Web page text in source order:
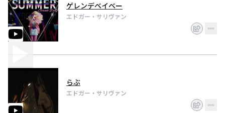
ゲレンデベイベー
エドガー・サリヴァン
らぶ
エドガー・サリヴァン